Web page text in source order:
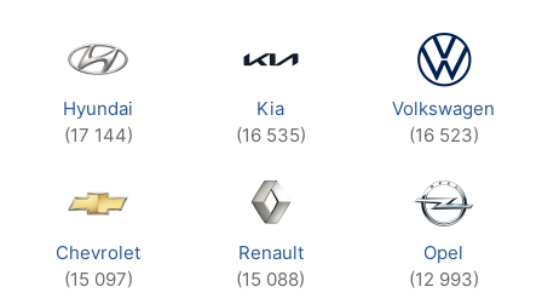
Hyundai
(17 144)
Kia
(16 535)
Volkswagen
(16 523)
Chevrolet
(15 097)
Renault
(15 088)
Opel
(12 993)